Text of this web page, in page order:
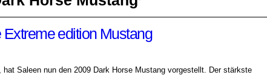
edition Mustang
, hat Saleen nun den 2009 Dark Horse Mustang vorgestellt. Der stärkste